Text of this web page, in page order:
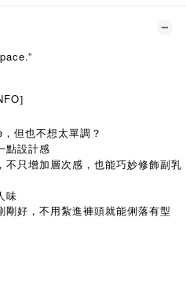
]
但也不想太單調？
點設計感
，不只增加層次感，也能巧妙修飾副乳
味
剛好，不用紮進褲頭就能俐落有型